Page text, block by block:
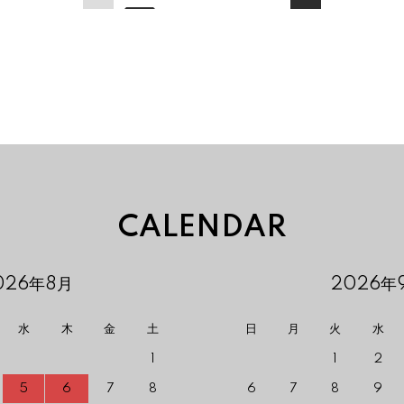
CALENDAR
年8月
水 木 金 土
5 6 7 8
2026年
日 月 火 水
2
6 7 8 9